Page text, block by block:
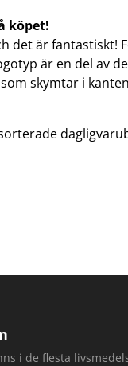
köpet!
det är fantastiskt!
är en del av
skymtar i
i de flesta